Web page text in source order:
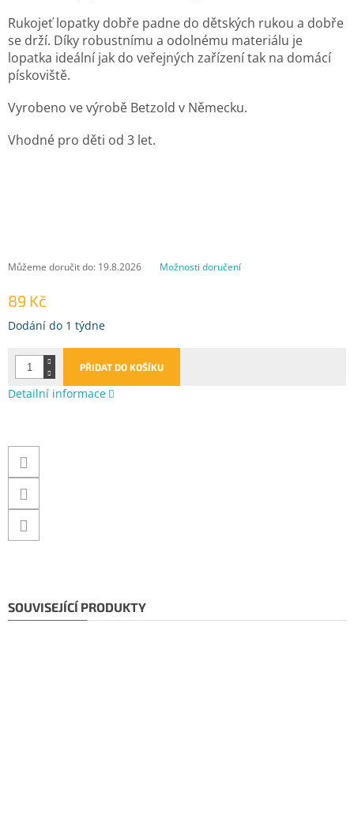
89 Kč
Měrná
Dodání do 1 týdne
Můžeme doručit do: 19.8.2026 Možnosti doručení
PŘIDAT DO KOŠÍKU
Rukojeť lopatky dobře padne do dětských rukou a dobře
se drží. Díky robustnímu a odolnému materiálu je
lopatka ideální jak do veřejných zařízení tak na domácí
pískoviště.
Vyrobeno ve výrobě Betzold v Německu.
Vhodné pro děti od 3 let.
Detailní informace
SOUVISEJÍCÍ PRODUKTY